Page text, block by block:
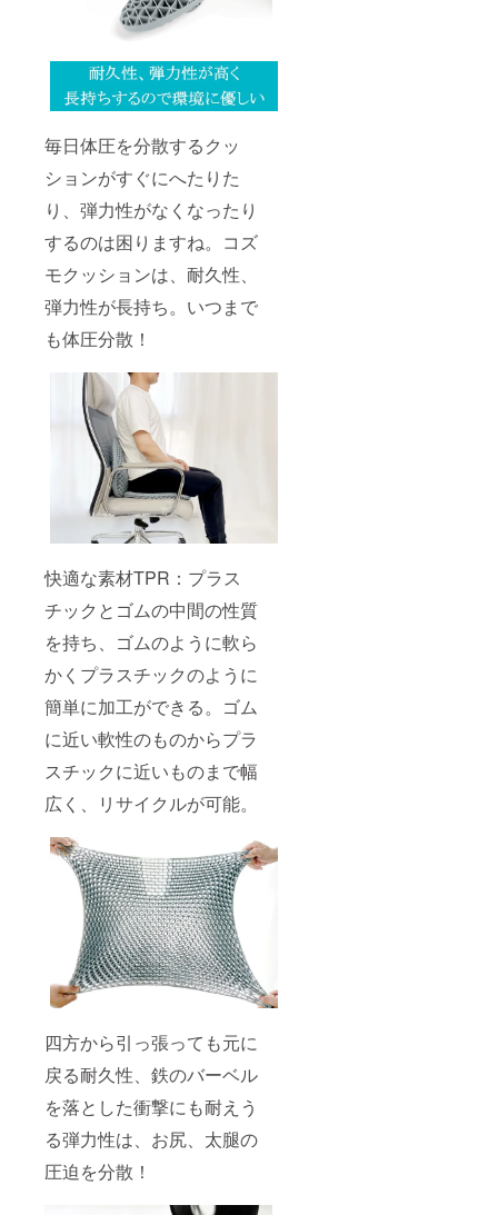
毎日体圧を分散するクッ
ションがすぐにへたりた
り、弾力性がなくなったり
するのは困りますね。コズ
モクッションは、耐久性、
弾力性が長持ち。いつまで
も体圧分散！
快適な素材TPR：プラス
チックとゴムの中間の性質
を持ち、ゴムのように軟ら
かくプラスチックのように
簡単に加工ができる。ゴム
に近い軟性のものからプラ
スチックに近いものまで幅
広く、リサイクルが可能。
四方から引っ張っても元に
戻る耐久性、鉄のバーベル
を落とした衝撃にも耐えう
る弾力性は、お尻、太腿の
圧迫を分散！